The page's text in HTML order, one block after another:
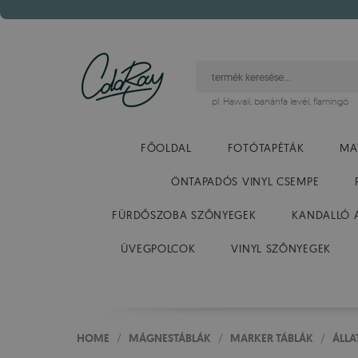
pl. Hawaii, banánfa levél, flamingó
FŐOLDAL FOTÓTAPÉTÁK
ÖNTAPADÓS VINYL CSEMPE
FÜRDŐSZOBA SZŐNYEGEK KANDALLÓ
ÜVEGPOLCOK VINYL SZŐNYEGEK
HOME / MÁGNESTÁBLÁK / MARKER TÁBLÁK /